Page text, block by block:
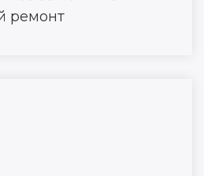
ремонт